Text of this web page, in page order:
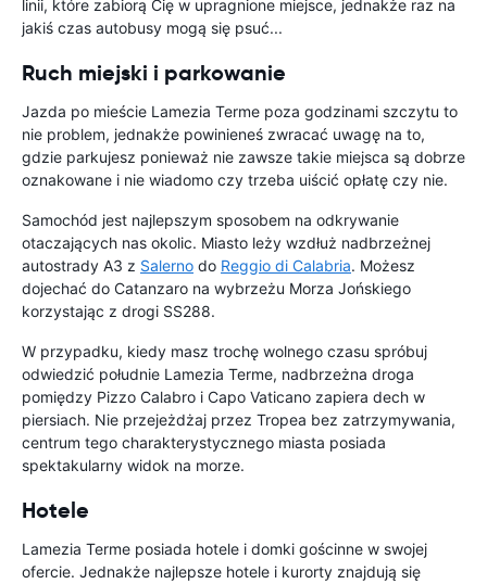
linii, które zabiorą Cię w upragnione miejsce, jednakże raz na
jakiś czas autobusy mogą się psuć...
Ruch miejski i parkowanie
Jazda po mieście Lamezia Terme poza godzinami szczytu to
nie problem, jednakże powinieneś zwracać uwagę na to,
gdzie parkujesz ponieważ nie zawsze takie miejsca są dobrze
oznakowane i nie wiadomo czy trzeba uiścić opłatę czy nie.
Samochód jest najlepszym sposobem na odkrywanie
otaczających nas okolic. Miasto leży wzdłuż nadbrzeżnej
autostrady A3 z Salerno do Reggio di Calabria. Możesz
dojechać do Catanzaro na wybrzeżu Morza Jońskiego
korzystając z drogi SS288.
W przypadku, kiedy masz trochę wolnego czasu spróbuj
odwiedzić południe Lamezia Terme, nadbrzeżna droga
pomiędzy Pizzo Calabro i Capo Vaticano zapiera dech w
piersiach. Nie przejeżdżaj przez Tropea bez zatrzymywania,
centrum tego charakterystycznego miasta posiada
spektakularny widok na morze.
Hotele
Lamezia Terme posiada hotele i domki gościnne w swojej
ofercie. Jednakże najlepsze hotele i kurorty znajdują się